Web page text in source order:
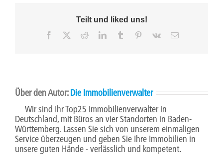
Teilt und liked uns!
Facebook RedditLinkedIn Tumblr Pinterest
Vk
E-
Über den Autor:Die Immobilienverwalter
Wir sind Ihr Top25 Immobilienverwalter in
Deutschland, mit Büros an vier Standorten in Baden-
Württemberg. Lassen Sie sich von unserem einmaligen
Service überzeugen und geben Sie Ihre Immobilien in
unsere guten Hände - verlässlich und kompetent.